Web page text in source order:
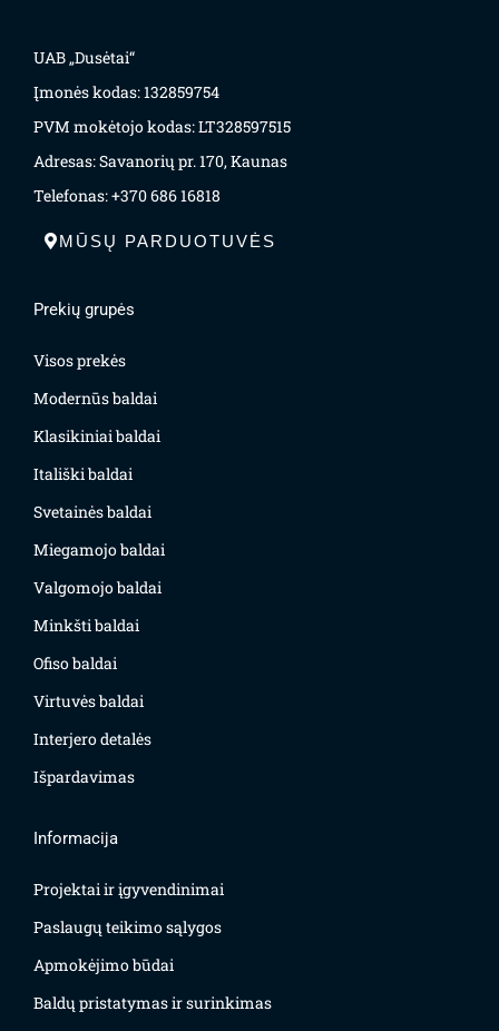
UAB „Dusėtai“
Įmonės kodas: 132859754
PVM mokėtojo kodas: LT328597515
Adresas: Savanorių pr. 170, Kaunas
Telefonas: +370 686 16818
MŪSŲ PARDUOTUVĖS
Prekių grupės
Visos prekės
Modernūs baldai
Klasikiniai baldai
Itališki baldai
Svetainės baldai
Miegamojo baldai
Valgomojo baldai
Minkšti baldai
Ofiso baldai
Virtuvės baldai
Interjero detalės
Išpardavimas
Informacija
Projektai ir įgyvendinimai
Paslaugų teikimo sąlygos
Apmokėjimo būdai
Baldų pristatymas ir surinkimas